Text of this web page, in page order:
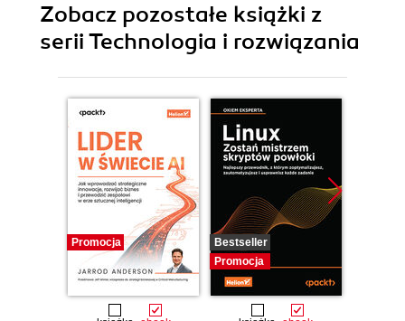
Zobacz pozostałe książki z
serii Technologia i rozwiązania
Promocja
Bestseller
Promocja